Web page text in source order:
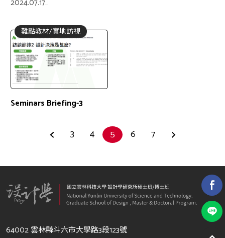
2024.07.17
設計、動畫製作、影像剪輯
難點教材/實地訪視
Seminars Briefing-3
3 4 5 6 7
64002 雲林縣斗六市大學路3段123號